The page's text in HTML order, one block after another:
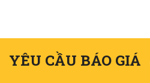
YÊU CẦU BÁO GIÁ